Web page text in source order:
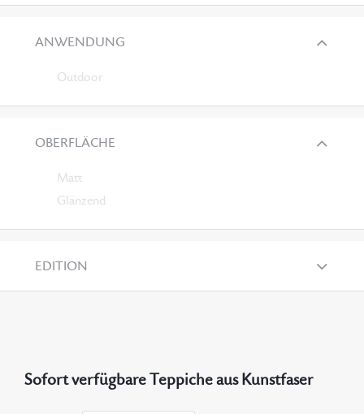
ANWENDUNG
Outdoor
OBERFLÄCHE
Matt
Glänzend
EDITION
Sofort verfügbare Teppiche aus Kunstfaser